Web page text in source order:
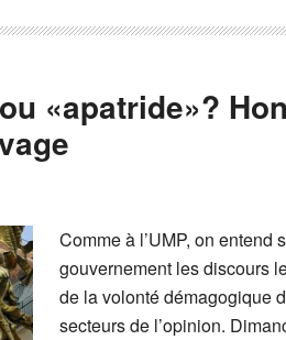
«apatride»?
Comme à l’UMP, on entend
gouvernement les discours
de la volonté démagogique
secteurs de l’opinion.